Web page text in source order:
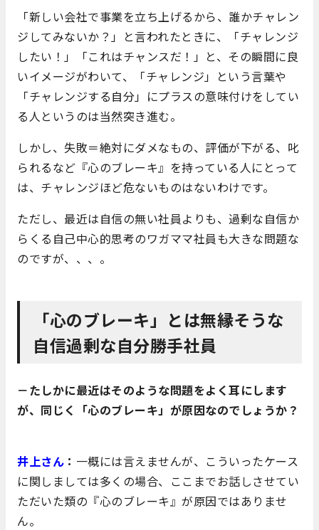
「新しい会社で事業を立ち上げるから、誰かチャレン
ジしてみないか？」と言われたときに、「チャレンジ
したい！」「これはチャンスだ！」と、その瞬間に良
いイメージがわいて、「チャレンジ」という言葉や
「チャレンジする自分」にプラスの意味付けをしてい
る人というのは当然突き進む。
しかし、失敗＝絶対にダメなもの、評価が下がる、叱
られるなど『心のブレーキ』を持っている人にとって
は、チャレンジほど危ないものはないわけです。
ただし、最近は自信の無い社員よりも、過剰な自信か
らくる自己中心的思考のワガママ社員も大きな問題な
のですが、、、。
「心のブレーキ」とは無縁そうな
自信過剰な自分勝手社員
－たしかに最近はそのような問題をよく耳にします
が、同じく「心のブレーキ」が原因なのでしょうか？
井上さん ： 一概には言えませんが、こういったケース
に関しましては多くの場合、ここまでお話しさせてい
ただいた類の『心のブレーキ』が原因ではありませ
ん。